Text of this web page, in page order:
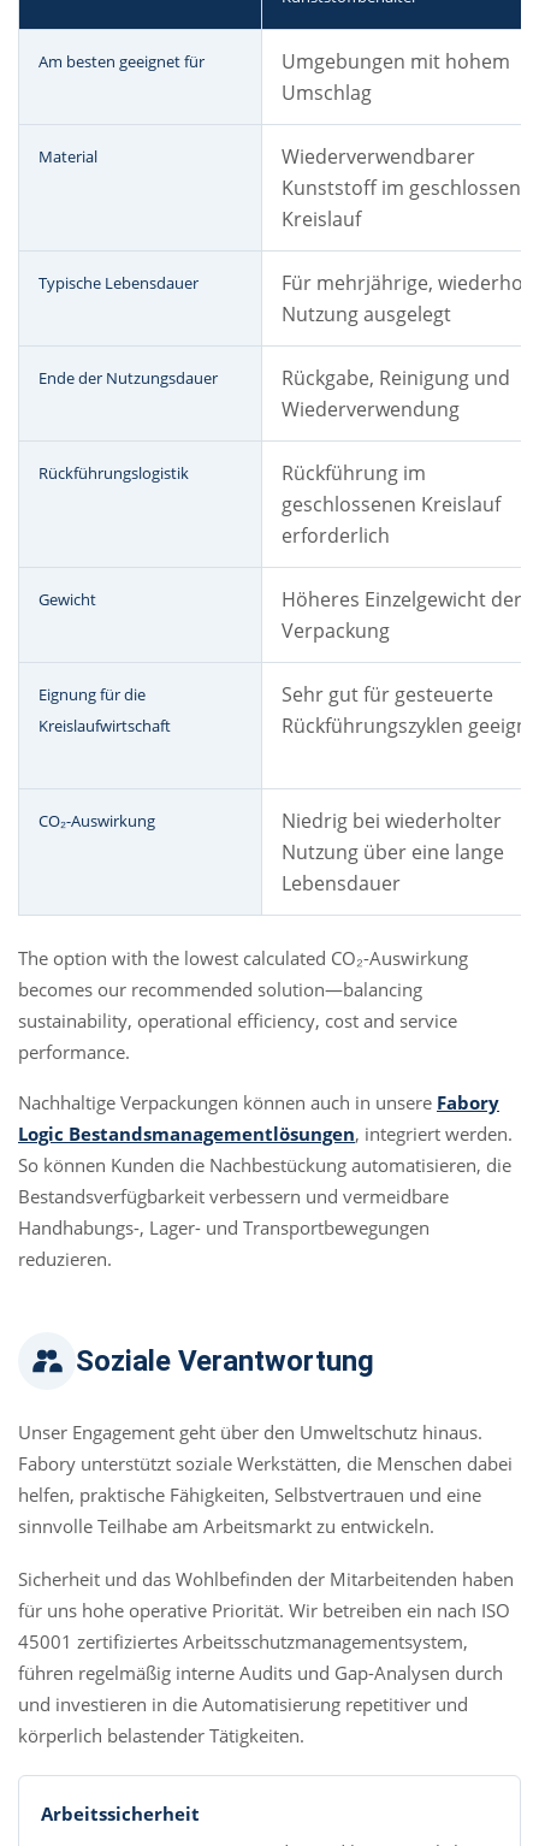
Am besten geeignet für
Umgebungen mit hohem
Umschlag
Material
Wiederverwendbarer
Kunststoff im
Kreislauf
Typische Lebensdauer
Für mehrjährige,
Nutzung ausgelegt
Ende der Nutzungsdauer
Rückgabe, Reinigung und
Wiederverwendung
Rückführungslogistik
Rückführung im
geschlossenen Kreislauf
erforderlich
Gewicht
Höheres Einzelgewicht der
Verpackung
Eignung für die
Kreislaufwirtschaft
Sehr gut für gesteuerte
Rückführungszyklen
CO₂-Auswirkung
Niedrig bei wiederholter
Nutzung über eine lange
Lebensdauer
The option with the lowest calculated CO₂-Auswirkung
becomes our recommended solution—balancing
sustainability, operational efficiency, cost and service
performance.
Nachhaltige Verpackungen können auch in unsere Fabory
Logic Bestandsmanagementlösungen, integriert werden.
So können Kunden die Nachbestückung automatisieren, die
Bestandsverfügbarkeit verbessern und vermeidbare
Handhabungs-, Lager- und Transportbewegungen
reduzieren.
Soziale Verantwortung
Unser Engagement geht über den Umweltschutz hinaus.
Fabory unterstützt soziale Werkstätten, die Menschen dabei
helfen, praktische Fähigkeiten, Selbstvertrauen und eine
sinnvolle Teilhabe am Arbeitsmarkt zu entwickeln.
Sicherheit und das Wohlbefinden der Mitarbeitenden haben
für uns hohe operative Priorität. Wir betreiben ein nach ISO
45001 zertifiziertes Arbeitsschutzmanagementsystem,
führen regelmäßig interne Audits und Gap-Analysen durch
und investieren in die Automatisierung repetitiver und
körperlich belastender Tätigkeiten.
Arbeitssicherheit